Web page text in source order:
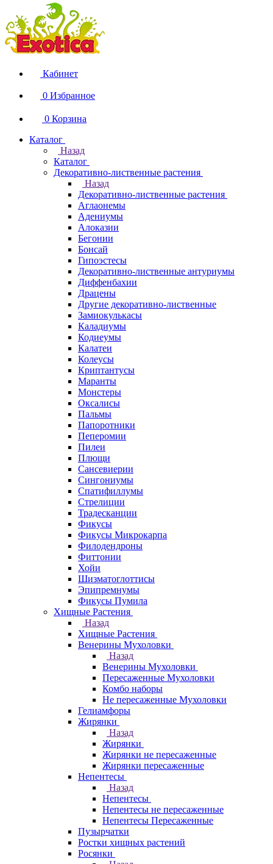
Кабинет
0 Избранное
0 Корзина
Каталог
Назад
Каталог
Декоративно-лиственные растения
Назад
Декоративно-лиственные растения
Аглаонемы
Адениумы
Алоказии
Бегонии
Бонсай
Гипоэстесы
Декоративно-лиственные антуриумы
Диффенбахии
Драцены
Другие декоративно-лиственные
Замиокулькасы
Каладиумы
Кодиеумы
Калатеи
Колеусы
Криптантусы
Маранты
Монстеры
Оксалисы
Пальмы
Папоротники
Пеперомии
Пилеи
Плющи
Сансевиерии
Сингониумы
Спатифиллумы
Стрелиции
Традесканции
Фикусы
Фикусы Микрокарпа
Филодендроны
Фиттонии
Хойи
Шизматоглоттисы
Эпипремнумы
Фикусы Пумила
Хищные Растения
Назад
Хищные Растения
Венерины Мухоловки
Назад
Венерины Мухоловки
Пересаженные Мухоловки
Комбо наборы
Не пересаженные Мухоловки
Гелиамфоры
Жирянки
Назад
Жирянки
Жирянки не пересаженные
Жирянки пересаженные
Непентесы
Назад
Непентесы
Непентесы не пересаженные
Непентесы Пересаженные
Пузырчатки
Ростки хищных растений
Росянки